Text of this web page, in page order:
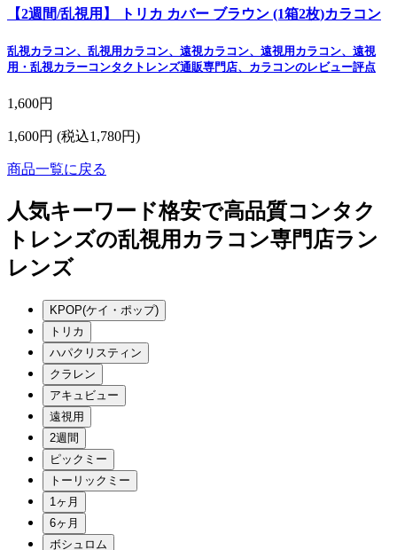
【2週間/乱視用】 トリカ カバー ブラウン (1箱2枚)カラコン
乱視カラコン、乱視用カラコン、遠視カラコン、遠視用カラコン、遠視
用・乱視カラーコンタクトレンズ通販専門店、カラコンのレビュー評点
1,600円
1,600円 (税込1,780円)
商品一覧に戻る
人気キーワード格安で高品質コンタク
トレンズの乱視用カラコン専門店ラン
レンズ